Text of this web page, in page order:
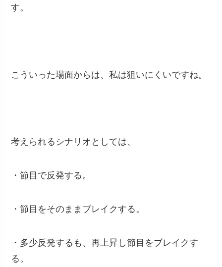
す。
こういった場面からは、私は狙いにくいですね。
考えられるシナリオとしては、
・節目で反発する。
・節目をそのままブレイクする。
・多少反発するも、再上昇し節目をブレイクす
る。